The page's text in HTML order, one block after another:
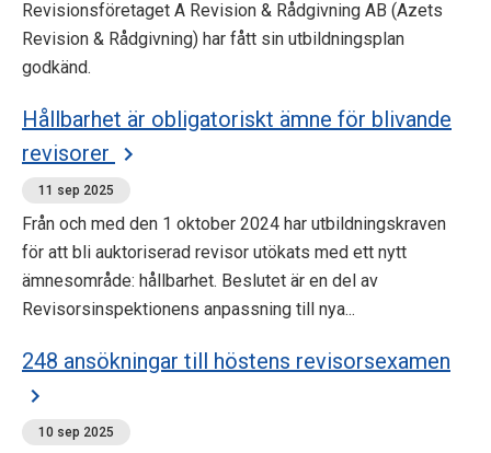
Revisionsföretaget A Revision & Rådgivning AB (Azets
Revision & Rådgivning) har fått sin utbildningsplan
godkänd.
Hållbarhet är obligatoriskt ämne för blivande
revisorer
11 sep 2025
Från och med den 1 oktober 2024 har utbildningskraven
för att bli auktoriserad revisor utökats med ett nytt
ämnesområde: hållbarhet. Beslutet är en del av
Revisorsinspektionens anpassning till nya...
248 ansökningar till höstens revisorsexamen
10 sep 2025